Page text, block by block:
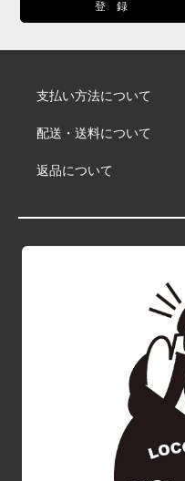
支払い方法について
配送・送料について
返品について